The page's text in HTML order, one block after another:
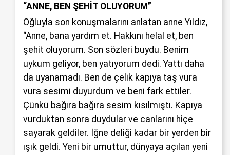
“ANNE, BEN ŞEHİT OLUYORUM”
Oğluyla son konuşmalarını anlatan anne Yıldız,
“Anne, bana yardım et. Hakkını helal et, ben
şehit oluyorum. Son sözleri buydu. Benim
uykum geliyor, ben yatıyorum dedi. Yattı daha
da uyanamadı. Ben de çelik kapıya taş vura
vura sesimi duyurdum ve beni fark ettiler.
Çünkü bağıra bağıra sesim kısılmıştı. Kapıya
vurduktan sonra duydular ve canlarını hiçe
sayarak geldiler. İğne deliği kadar bir yerden bir
ışık geldi. Yeni bir umuttur, dünyaya açılan yeni